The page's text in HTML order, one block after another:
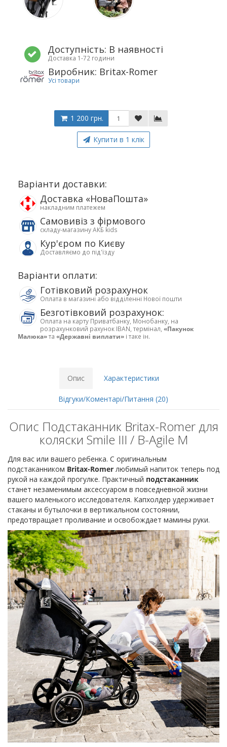
Доступність: В наявності
Доставка 1-72 години
Виробник: Britax-Romer
Усі товари
1 200 грн.
Купити в 1 клік
Варіанти доставки:
Доставка «НоваПошта»
накладним платежем
Самовивіз з фірмового
складу-магазину АКБ kids
Кур'єром по Києву
Доставляємо до під'їзду
Варіанти оплати:
Готівковий розрахунок
Оплата в магазині або відділенні Нової пошти
Безготівковий розрахунок:
Оплата на карту Приватбанку, Монобанку, на
розрахунковий рахунок IBAN, термінал, «Пакунок
Малюка»та «Державні виплати» і таке ін.
Опис Характеристики
Відгуки/Коментарі/Питання (20)
Опис Подстаканник Britax-Romer для
коляски Smile III / B-Agile M
Для вас или вашего ребенка. С оригинальным
подстаканником Britax-Romer любимый напиток теперь под
рукой на каждой прогулке. Практичный подстаканник
станет незаменимым аксессуаром в повседневной жизни
вашего маленького исследователя. Капхолдер удерживает
стаканы и бутылочки в вертикальном состоянии,
предотвращает проливание и освобождает мамины руки.